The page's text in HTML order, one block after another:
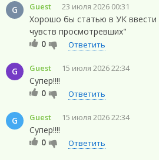
G Guest 23 июля 2026 00:31
Хорошо бы статью в УК ввести
чувств просмотревших"
0
Ответить
G Guest 15 июля 2026 22:34
Супер!!!!
0
Ответить
G Guest 15 июля 2026 22:34
Супер!!!!
0
Ответить